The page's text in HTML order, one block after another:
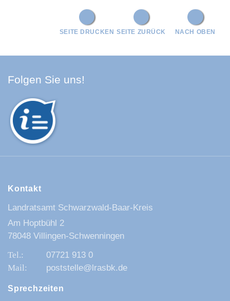
NACH OBEN
SEITE ZURÜCK
SEITE DRUCKEN
Folgen Sie uns!
Kontakt
Landratsamt Schwarzwald-Baar-Kreis
Am Hoptbühl 2
78048 Villingen-Schwenningen
07721 913 0
poststelle@lrasbk.de
Sprechzeiten